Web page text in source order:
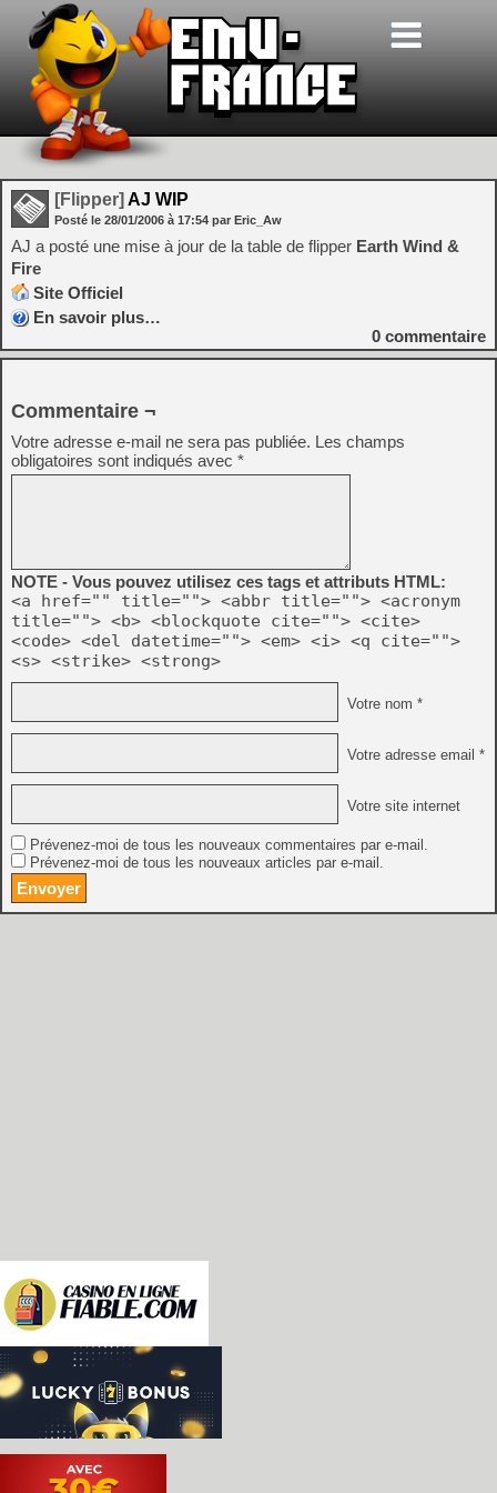
[Flipper] AJ WIP
Posté le 28/01/2006 à 17:54 par Eric_Aw
AJ a posté une mise à jour de la table de flipper Earth Wind &
Fire
Site Officiel
En savoir plus…
0 commentaire
Commentaire ¬
Votre adresse e-mail ne sera pas publiée. Les champs
obligatoires sont indiqués avec *
NOTE - Vous pouvez utilisez ces tags et attributs HTML:
<a href="" title=""> <abbr title=""> <acronym
title=""> <b> <blockquote cite=""> <cite>
<code> <del datetime=""> <em> <i> <q cite="">
<s> <strike> <strong>
Votre nom *
Votre adresse email *
Votre site internet
Prévenez-moi de tous les nouveaux commentaires par e-mail.
Prévenez-moi de tous les nouveaux articles par e-mail.